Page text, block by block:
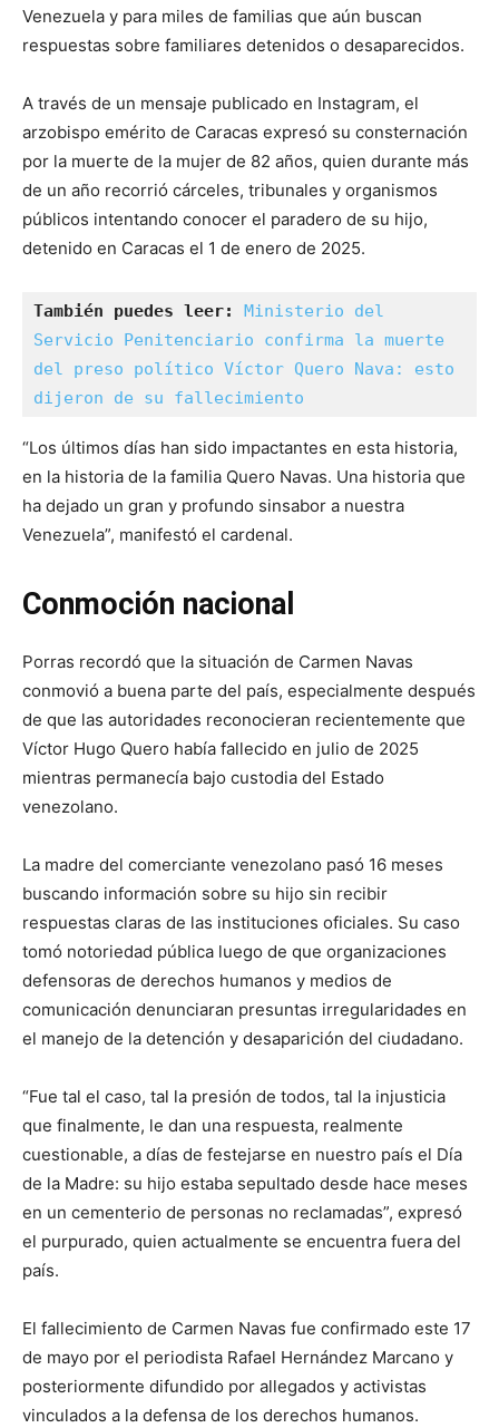
Venezuela y para miles de familias que aún buscan
respuestas sobre familiares detenidos o desaparecidos.
A través de un mensaje publicado en Instagram, el
arzobispo emérito de Caracas expresó su consternación
por la muerte de la mujer de 82 años, quien durante más
de un año recorrió cárceles, tribunales y organismos
públicos intentando conocer el paradero de su hijo,
detenido en Caracas el 1 de enero de 2025.
También puedes leer:
Ministerio del
Servicio Penitenciario confirma la muerte
del preso político Víctor Quero Nava: esto
dijeron de su fallecimiento
“Los últimos días han sido impactantes en esta historia,
en la historia de la familia Quero Navas. Una historia que
ha dejado un gran y profundo sinsabor a nuestra
Venezuela”, manifestó el cardenal.
Conmoción nacional
Porras recordó que la situación de Carmen Navas
conmovió a buena parte del país, especialmente después
de que las autoridades reconocieran recientemente que
Víctor Hugo Quero había fallecido en julio de 2025
mientras permanecía bajo custodia del Estado
venezolano.
La madre del comerciante venezolano pasó 16 meses
buscando información sobre su hijo sin recibir
respuestas claras de las instituciones oficiales. Su caso
tomó notoriedad pública luego de que organizaciones
defensoras de derechos humanos y medios de
comunicación denunciaran presuntas irregularidades en
el manejo de la detención y desaparición del ciudadano.
“Fue tal el caso, tal la presión de todos, tal la injusticia
que finalmente, le dan una respuesta, realmente
cuestionable, a días de festejarse en nuestro país el Día
de la Madre: su hijo estaba sepultado desde hace meses
en un cementerio de personas no reclamadas”, expresó
el purpurado, quien actualmente se encuentra fuera del
país.
El fallecimiento de Carmen Navas fue confirmado este 17
de mayo por el periodista Rafael Hernández Marcano y
posteriormente difundido por allegados y activistas
vinculados a la defensa de los derechos humanos.